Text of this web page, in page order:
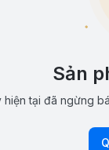
Sản
hiện tại đã ngừng